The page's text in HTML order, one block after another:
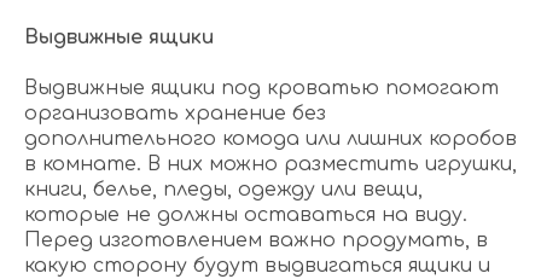
Выдвижные ящики
Выдвижные ящики под кроватью помогают
организовать хранение без
дополнительного комода или лишних коробов
в комнате. В них можно разместить игрушки,
книги, белье, пледы, одежду или вещи,
которые не должны оставаться на виду.
Перед изготовлением важно продумать, в
какую сторону будут выдвигаться ящики и